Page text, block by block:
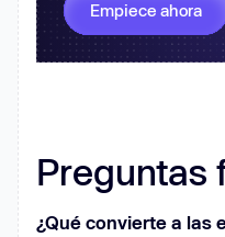
Empiece ahora
Preguntas
¿Qué convierte a las